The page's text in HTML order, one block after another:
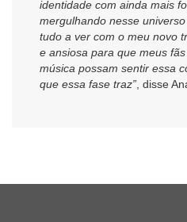
identidade com ainda mais
mergulhando nesse
tudo a ver com o meu novo
e ansiosa para que meus
música possam sentir essa
que essa fase traz” , disse